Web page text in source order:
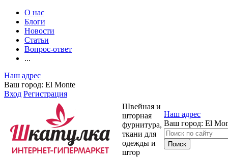
О нас
Блоги
Новости
Статьи
Вопрос-ответ
...
Наш адрес
Ваш город: El Monte
Вход Регистрация
Швейная и
шторная
фурнитура,
ткани для
одежды и
штор
Наш адрес
Ваш город: El